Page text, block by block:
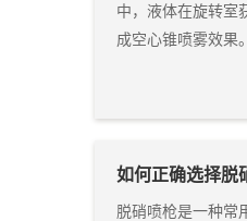
中，液体在旋转室
成空心锥喷雾效果
如何正确选择脱
脱硝喷枪是一种常